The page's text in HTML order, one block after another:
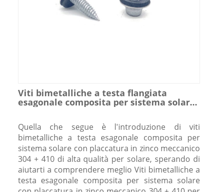
Viti bimetalliche a testa flangiata
esagonale composita per sistema solare
solare
Quella che segue è l'introduzione di viti
bimetalliche a testa esagonale composita per
sistema solare con placcatura in zinco meccanico
304 + 410 di alta qualità per solare, sperando di
aiutarti a comprendere meglio Viti bimetalliche a
testa esagonale composita per sistema solare